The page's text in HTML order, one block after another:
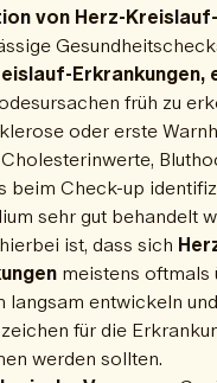
von Herz-
Erkrankungen,
früh zu
oder erste
beim Check-up
sehr gut behandelt
ist, dass sich
meistens oftmals
langsam entwickeln
für die
werden sollten.